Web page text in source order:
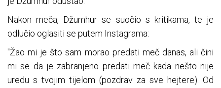
Nakon meča, Džumhur se suočio s kritikama, te je
odlučio oglasiti se putem Instagrama:
"Žao mi je što sam morao predati meč danas, ali čini
mi se da je zabranjeno predati meč kada nešto nije
uredu s tvojim tijelom (pozdrav za sve hejtere). Od